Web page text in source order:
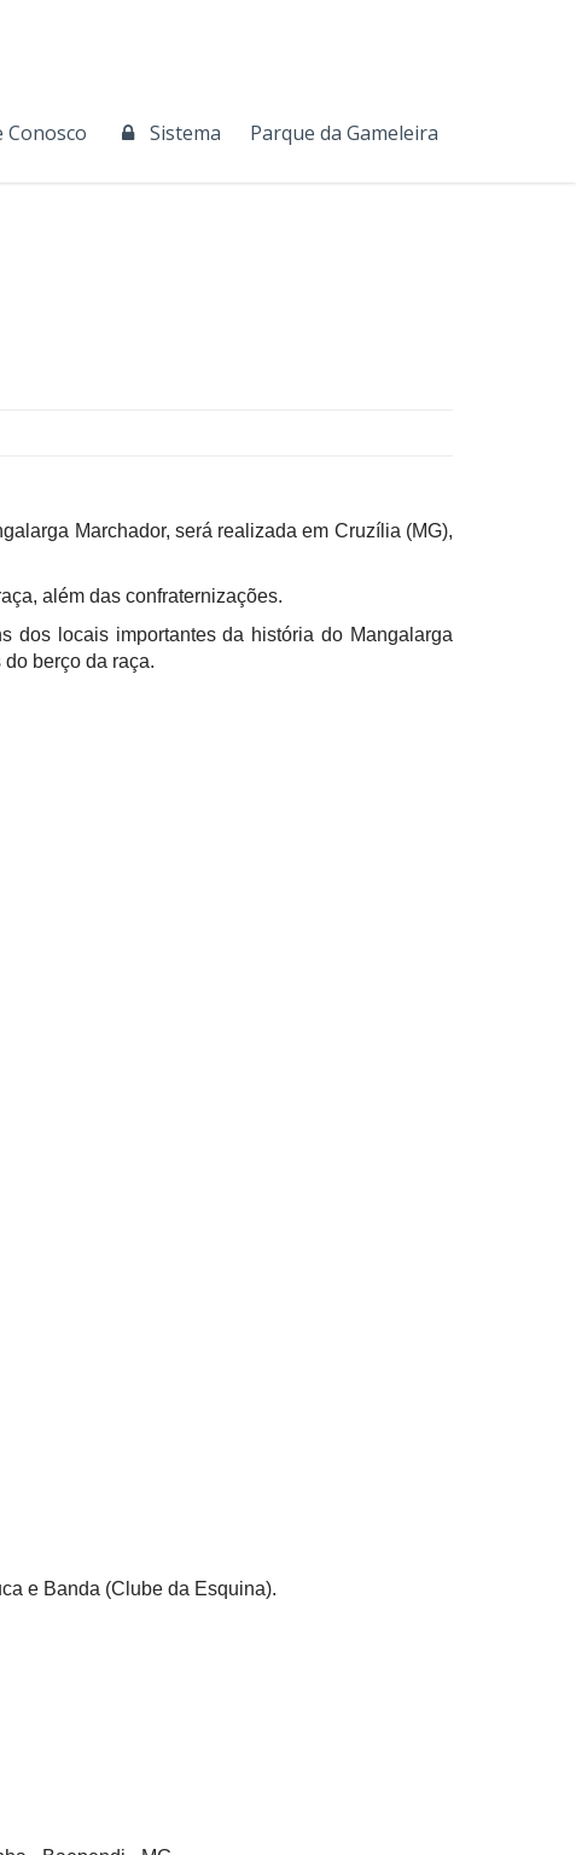
Conosco Sistema Parque da Gameleira
Marchador, será realizada em Cruzília (MG),
além das confraternizações.
dos locais importantes da história do Mangalarga
berço da raça.
e Banda (Clube da Esquina).